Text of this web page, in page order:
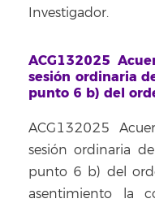
Investigador.
ACG132025
sesión ordinaria
punto 6 b) del
ACG132025
sesión ordinaria
punto 6 b) del
asentimiento la